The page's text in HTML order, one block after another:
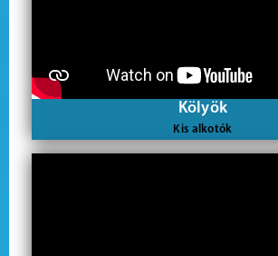
Kölyök
Kis alkotók